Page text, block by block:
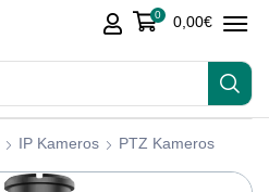
0 0,00€
IP Kameros PTZ Kameros